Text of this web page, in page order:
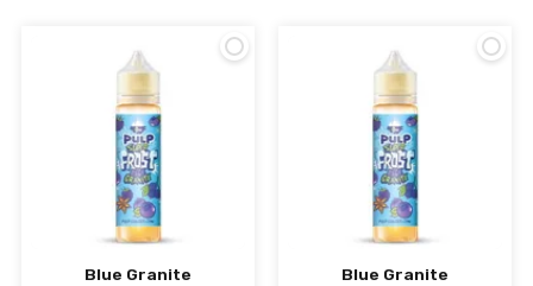
version 50 mL sans nicotine ou en flacons de 10
mL avec sécurité enfants et pipettes de
en passant par les mangues suaves et les
citrons acides, vous retrouverez l’arsenal
nécessaire pour lutter contre la soif et la
canicule en tout temps. Par où commencer ?
Nous conseillons son best-seller Blue Granite,
un pur mélange de baies bleues et d’anis
surplombé par un froid glacial !
Blue Granite
Blue Granite